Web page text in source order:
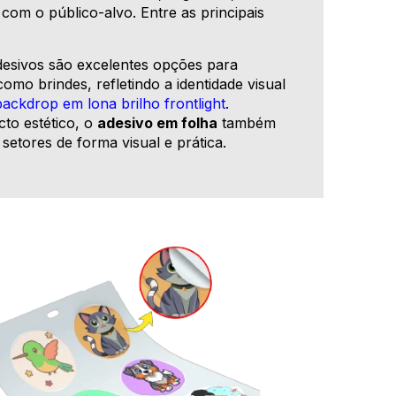
o público-alvo. Entre as principais
são excelentes opções para
brindes, refletindo a identidade visual
em lona brilho frontlight.
estético, o adesivo em folha também
de forma visual e prática.